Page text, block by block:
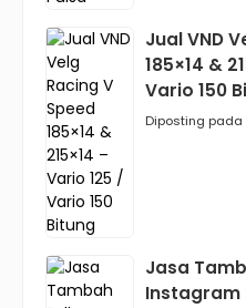
Jual VND
185×14 &
Vario 150
Diposting
Jasa
Instagram